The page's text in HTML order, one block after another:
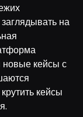
на
новые кейсы с
кейсы